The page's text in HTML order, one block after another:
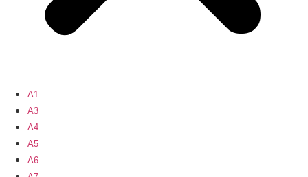
A1
A3
A4
A5
A6